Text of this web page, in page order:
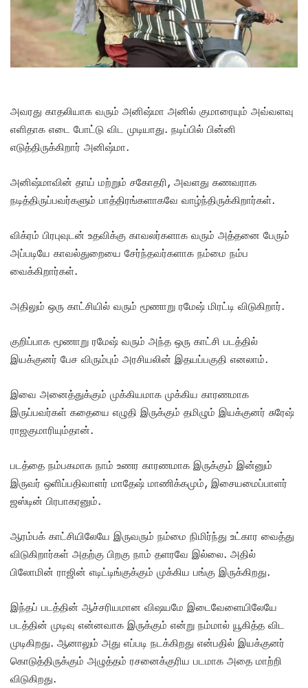
அவரது காதலியாக வரும் அனிஷ்மா அனில் குமாரையும் அவ்வளவு
எளிதாக எடை போட்டு விட முடியாது. நடிப்பில் பின்னி
எடுத்திருக்கிறார் அனிஷ்மா.
அனிஷ்மாவின் தாய் மற்றும் சகோதரி, அவளது கணவராக
நடித்திருப்பவர்களும் பாத்திரங்களாகவே வாழ்ந்திருக்கிறார்கள்.
விக்ரம் பிரபுவுடன் உதவிக்கு காவலர்களாக வரும் அத்தனை பேரும்
அப்படியே காவல்துறையை சேர்ந்தவர்களாக நம்மை நம்ப
வைக்கிறார்கள்.
அதிலும் ஒரு காட்சியில் வரும் மூணாறு ரமேஷ் மிரட்டி விடுகிறார்.
குறிப்பாக மூணாறு ரமேஷ் வரும் அந்த ஒரு காட்சி படத்தில்
இயக்குனர் பேச விரும்பும் அரசியலின் இதயப்பகுதி எனலாம்.
இவை அனைத்துக்கும் முக்கியமாக முக்கிய காரணமாக
இருப்பவர்கள் கதையை எழுதி இருக்கும் தமிழும் இயக்குனர் சுரேஷ்
ராஜகுமாரியும்தான்.
படத்தை நம்பகமாக நாம் உணர காரணமாக இருக்கும் இன்னும்
இருவர் ஒளிப்பதிவாளர் மாதேஷ் மாணிக்கமும், இசையமைப்பாளர்
ஜஸ்டின் பிரபாகரனும்.
ஆரம்பக் காட்சியிலேயே இருவரும் நம்மை நிமிர்ந்து உட்கார வைத்து
விடுகிறார்கள் அதற்கு பிறகு நாம் தளரவே இல்லை. அதில்
பிலோமின் ராஜின் எடிட்டிங்குக்கும் முக்கிய பங்கு இருக்கிறது.
இந்தப் படத்தின் ஆச்சரியமான விஷயமே இடைவேளையிலேயே
படத்தின் முடிவு என்னவாக இருக்கும் என்று நம்மால் யூகித்த விட
முடிகிறது. ஆனாலும் அது எப்படி நடக்கிறது என்பதில் இயக்குனர்
கொடுத்திருக்கும் அழுத்தம் ரசனைக்குரிய படமாக அதை மாற்றி
விடுகிறது.